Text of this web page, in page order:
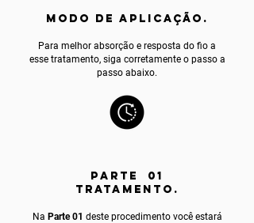
MODO DE APLICAÇÃO.
Para melhor absorção e resposta do fio a
esse tratamento, siga corretamente o passo a
passo abaixo.
PARTE 01
TRATAMENTO.
Na Parte 01 deste procedimento você estará